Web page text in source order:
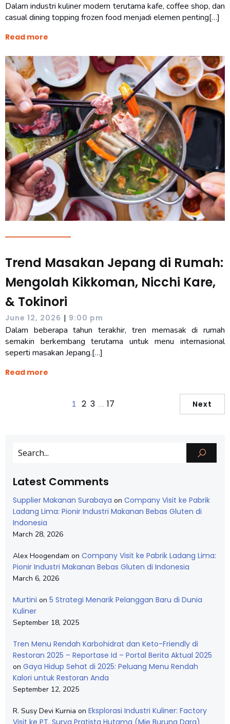
Dalam industri kuliner modern terutama kafe, coffee shop, dan
casual dining topping frozen food menjadi elemen penting[…]
Read more
Trend Masakan Jepang di Rumah:
Mengolah Kikkoman, Nicchi Kare,
& Tokinori
June 12, 2026 | 9:00 pm
Dalam beberapa tahun terakhir, tren memasak di rumah
semakin berkembang terutama untuk menu internasional
seperti masakan Jepang.[…]
Read more
1 2 3 … 17 Next
Latest Comments
Supplier Makanan Surabaya on Company Visit ke Pabrik
Ladang Lima: Pionir Industri Makanan Bebas Gluten di
Indonesia
March 28, 2026
Alex Hoogendam on Company Visit ke Pabrik Ladang Lima:
Pionir Industri Makanan Bebas Gluten di Indonesia
March 6, 2026
Murtini on 5 Strategi Menarik Pelanggan Baru di Dunia
Kuliner
September 18, 2025
Tren Menu Rendah Karbohidrat dan Keto-Friendly di
Restoran 2025 – Reportase Id – Portal Berita Aktual 2025
on Gaya Hidup Sehat di 2025: Peluang Menu Rendah
Kalori untuk Restoran Anda
September 12, 2025
R. Susy Devi Kurnia on Eksplorasi Industri Kuliner: Factory
Visit ke PT. Surya Pratista Hutama (Mie Burung Dara)